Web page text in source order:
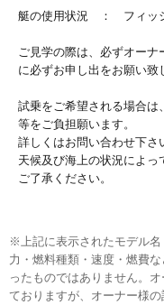
艇の使用状況 ： フィッシ
ご見学の際は、必ずオー
に必ずお申し出をお願い致
試乗をご希望される場合は
等をご負担願います。
詳しくはお問い合わせ下さ
天候及び海上の状況によっ
ご了承ください。
※上記に表示されたモデル
力・燃料種類・速度・燃費
ったものではありません。
ておりますが、オーナー様